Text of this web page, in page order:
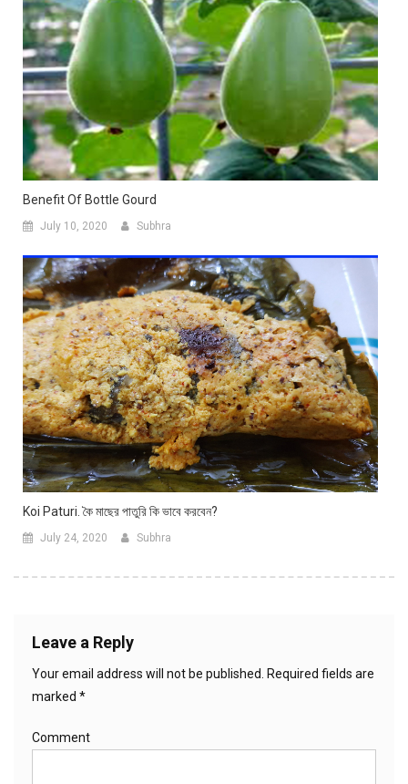
Benefit Of Bottle Gourd
July 10, 2020 Subhra
Koi Paturi. কৈ মাছের পাতুরি কি ভাবে করবেন?
July 24, 2020 Subhra
Leave a Reply
Your email address will not be published.
Required fields are
marked *
Comment